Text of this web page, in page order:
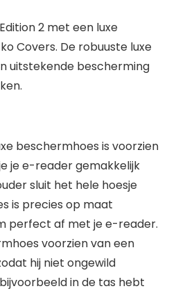
2 met een luxe
Covers. De robuuste luxe
uitstekende bescherming
beschermhoes is voorzien
je e-reader gemakkelijk
sluit het hele hoesje
is precies op maat
perfect af met je e-reader.
voorzien van een
hij niet ongewild
in de tas hebt